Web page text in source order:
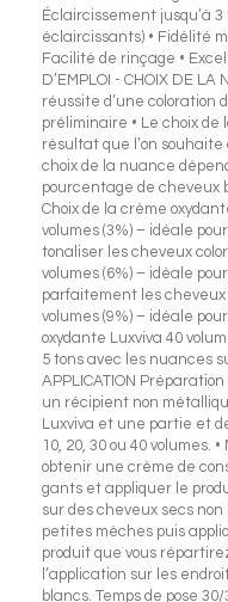
Éclaircissement jusqu’à
éclaircissants) • Fidélité
Facilité de rinçage •
D’EMPLOI - CHOIX DE LA
réussite d’une coloration
préliminaire • Le choix de
résultat que l’on souhaite
choix de la nuance
pourcentage de cheveux
Choix de la crème
volumes (3%) – idéale
tonaliser les cheveux
volumes (6%) – idéale
parfaitement les cheveux
volumes (9%) – idéale
oxydante Luxviva 40
5 tons avec les nuances
APPLICATION
un récipient non
Luxviva et une partie et
10, 20, 30 ou 40 volumes.
obtenir une crème de
gants et appliquer le
sur des cheveux secs
petites mèches puis
produit que vous
l’application sur les
blancs. Temps de pose